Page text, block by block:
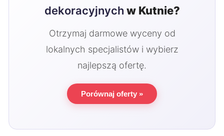
dekoracyjnych w Kutnie?
Otrzymaj darmowe wyceny od
lokalnych specjalistów i wybierz
najlepszą ofertę.
Porównaj oferty »